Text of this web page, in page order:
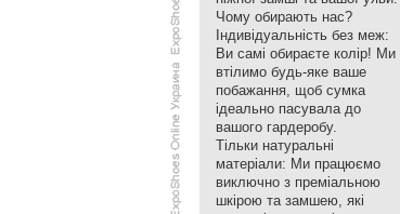
​Чому обирають нас?
​Індивідуальність без меж:
Ви самі обираєте колір! Ми
втілимо будь-яке ваше
побажання, щоб сумка
ідеально пасувала до
вашого гардеробу.
​Тільки натуральні
матеріали: Ми працюємо
виключно з преміальною
шкірою та замшею, які